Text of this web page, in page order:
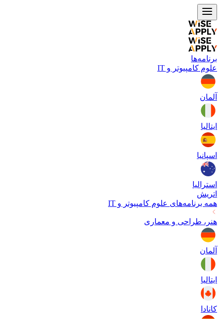
برنامه‌ها
علوم کامپیوتر و IT
آلمان
ایتالیا
اسپانیا
استرالیا
اتریش
همه برنامه‌های علوم کامپیوتر و IT
هنر، طراحی و معماری
آلمان
ایتالیا
کانادا